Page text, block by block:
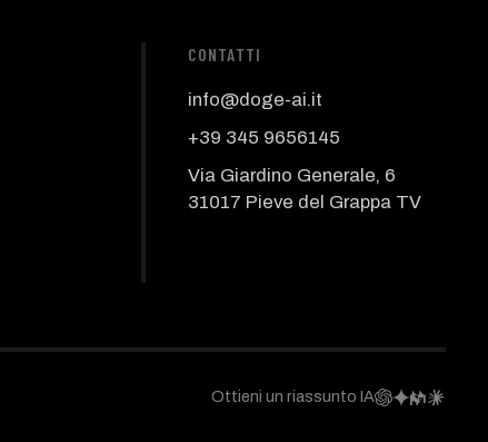
CONTATTI
info@doge-ai.it
+39 345 9656145
Via Giardino Generale, 6
31017 Pieve del Grappa TV
Ottieni un riassunto IA